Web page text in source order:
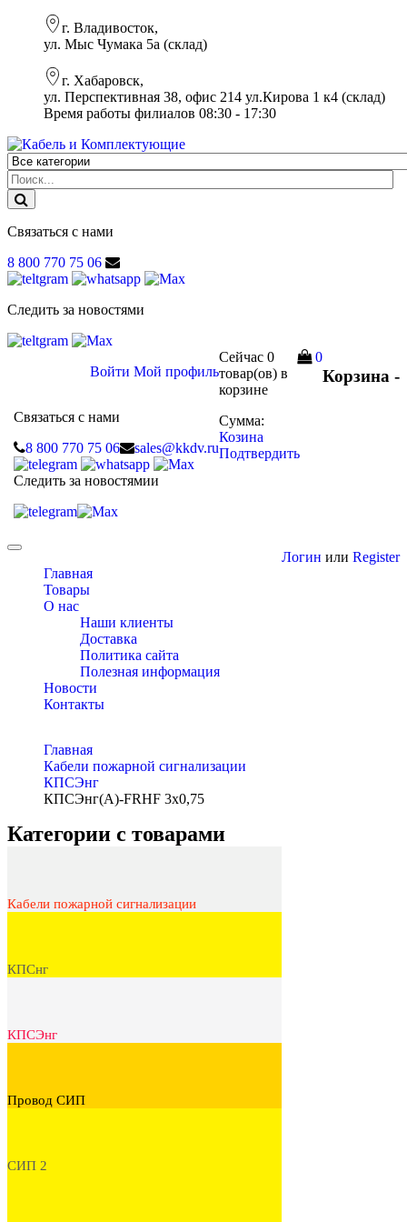
г. Владивосток,
ул. Мыс Чумака 5а (склад)
г. Хабаровск,
ул. Перспективная 38, офис 214 ул.Кирова 1 к4 (склад)
Время работы филиалов 08:30 - 17:30
Связаться с нами
8 800 770 75 06
Следить за новостями
Корзина -
0
Сейчас 0
товар(ов) в
корзине
Сумма:
Козина
Подтвердить
Войти Мой профиль
Связаться с нами
8 800 770 75 06
sales@kkdv.ru
Следить за новостямии
Toggle
navigationГлавная
Товары
О нас
Наши клиенты
Доставка
Политика сайта
Полезная информация
Новости
Контакты
Логин или Register
Главная
Кабели пожарной сигнализации
КПСЭнг
КПСЭнг(A)-FRHF 3х0,75
Категории с товарами
Кабели пожарной сигнализации
КПСнг
КПСЭнг
Провод СИП
СИП 2